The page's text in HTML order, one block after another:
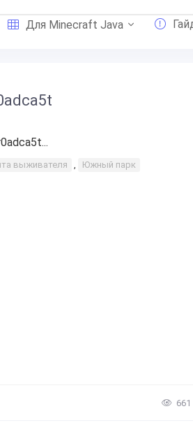
Для Minecraft Java
выживателя , Южный парк
661